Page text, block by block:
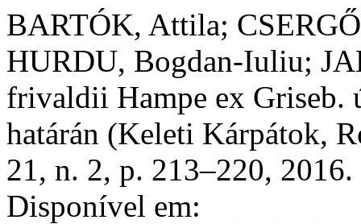
BARTÓK, Attila;
HURDU, Bogdan-Iuliu;
frivaldii Hampe ex Griseb.
határán (Keleti Kárpátok,
21, n. 2, p. 213–220,
Disponível em: